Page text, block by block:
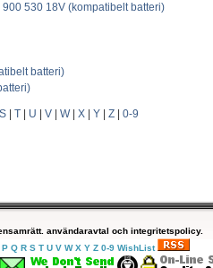
530 18V (kompatibelt batteri)
batteri)
S T U V W| X Y Z 0-9
användaravtal och integritetspolicy.
P Q R S T U V W X Y Z 0-9 WishList